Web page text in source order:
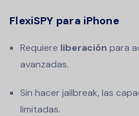
FlexiSPY para iPhone
Requiere liberación para
avanzadas.
Sin hacer jailbreak, las
limitadas.